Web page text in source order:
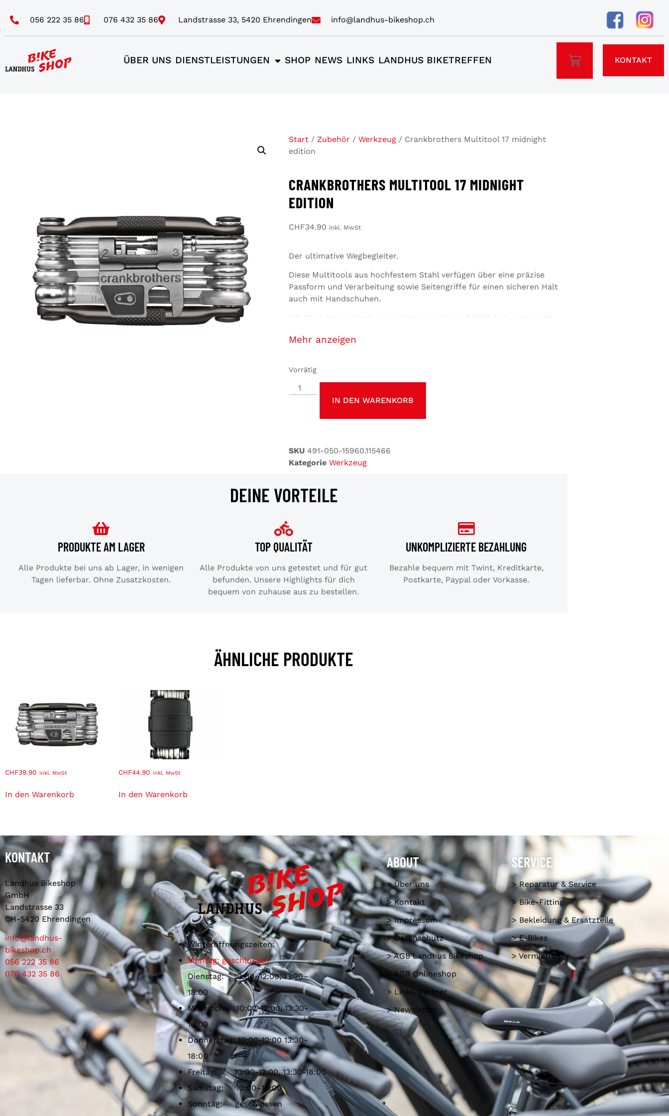
056 222 35 86 076 432 35 86 Landstrasse 33, 5420 Ehrendingen info@landhus-bikeshop.ch
ÜBER UNS DIENSTLEISTUNGEN SHOP NEWS LINKS LANDHUS BIKETREFFEN KONTAKT
Start / Zubehör / Werkzeug / Crankbrothers Multitool 17 midnight
edition
CRANKBROTHERS MULTITOOL 17 MIDNIGHT
EDITION
CHF34.90 inkl. MwSt
Der ultimative Wegbegleiter.
Diese Multitools aus hochfestem Stahl verfügen über eine präzise
Passform und Verarbeitung sowie Seitengriffe für einen sicheren Halt
auch mit Handschuhen.
Mit 17 wichtigen Werkzeuge, Kettenwerkzeug 8/9/10 fach, Imbus: #2,
#2, Schlitz #2, Speichenschlüssel: #0, 1, 2, 3, Torx: t-25
anzeigen
Vorrätig
IN DEN WARENKORB
SKU 491-050-15960.115466
Kategorie Werkzeug
DEINE VORTEILE
PRODUKTE AM LAGER
Alle Produkte bei uns ab Lager, in wenigen
Tagen lieferbar. Ohne Zusatzkosten.
TOP QUALITÄT
Alle Produkte von uns getestet und für gut
befunden. Unsere Highlights für dich
bequem von zuhause aus zu bestellen.
UNKOMPLIZIERTE BEZAHLUNG
Bezahle bequem mit Twint, Kreditkarte,
Postkarte, Paypal oder Vorkasse.
ÄHNLICHE PRODUKTE
CHF39.90 inkl. MwSt
In den Warenkorb
CHF44.90 inkl. MwSt
In den Warenkorb
KONTAKT
Landhus Bikeshop
GmbH
Landstrasse 33
CH-5420 Ehrendingen
info@landhus-
bikeshop.ch
056 222 35 86
076 432 35 86
Winteröffnungszeiten:
Montag: geschlossen
Dienstag: 10:00–12:00, 13:30–
18:00
Mittwoch: 10:00-12:00, 13:30-
18:00
Donnerstag: 10:00-12:00 13:30-
18:00
Freitag: 10:00-12:00, 13:30-18:00
Samstag: 10:00–16:00
Sonntag: geschlossen
ABOUT
> Über uns
> Kontakt
> Impressum
> Datenschutz
> AGB Landhus Bikeshop
> AGB Onlineshop
> Links/Partner
> Newsletter
SERVICE
> Reparatur & Service
> Bike-Fitting
> Bekleidung & Ersatzteile
> E-Bikes
> Vermietung